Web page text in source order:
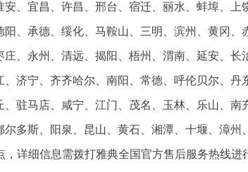
、宜昌、许昌、邢台、宿迁、丽水、蚌埠、上
、承德、绥化、马鞍山、三明、滨州、黄冈、
、永州、清远、揭阳、梧州、渭南、延安、长
济宁、齐齐哈尔、南阳、常德、呼伦贝尔、丹
驻马店、咸宁、江门、茂名、玉林、乐山、南
多斯、阳泉、昆山、黄石、湘潭、十堰、漳州
详细信息需拨打雅典全国官方售后服务热线进